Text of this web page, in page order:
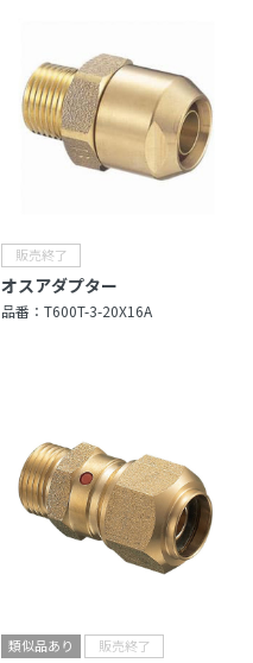
オスアダプター
品番：T600T-3-20X16A